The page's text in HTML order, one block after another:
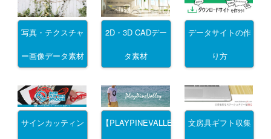
写真・テクスチャ
ー画像データ素材
2D・3D CADデー
タ素材
データサイトの作
り方
サインカッティン 【PLAYPINEVALLEY】文房具ギフト収集